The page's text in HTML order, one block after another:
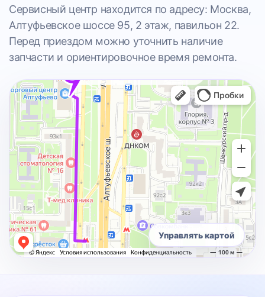
Сервисный центр находится по адресу: Москва,
Алтуфьевское шоссе 95, 2 этаж, павильон 22.
Перед приездом можно уточнить наличие
запчасти и ориентировочное время ремонта.
Управлять картой